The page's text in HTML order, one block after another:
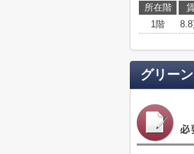
所在階
1階
8.8
グリー